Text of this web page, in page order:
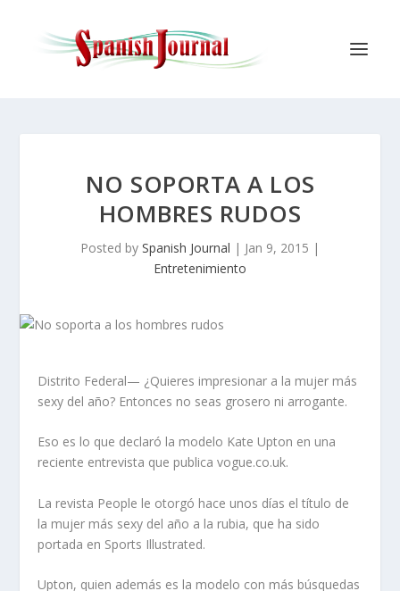
NO SOPORTA A LOS
HOMBRES RUDOS
Posted by Spanish Journal | Jan 9, 2015 |
Entretenimiento
Distrito Federal— ¿Quieres impresionar a la mujer más
sexy del año? Entonces no seas grosero ni arrogante.
Eso es lo que declaró la modelo Kate Upton en una
reciente entrevista que publica vogue.co.uk.
La revista People le otorgó hace unos días el título de
la mujer más sexy del año a la rubia, que ha sido
portada en Sports Illustrated.
Upton, quien además es la modelo con más búsquedas